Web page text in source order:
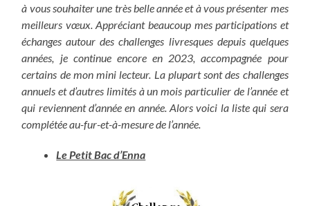
à vous souhaiter une très belle année et à vous présenter mes
meilleurs vœux. Appréciant beaucoup mes participations et
échanges autour des challenges livresques depuis quelques
années, je continue encore en 2023, accompagnée pour
certains de mon mini lecteur. La plupart sont des challenges
annuels et d’autres limités à un mois particulier de l’année et
qui reviennent d’année en année. Alors voici la liste qui sera
complétée au-fur-et-à-mesure de l’année.
Le Petit Bac d’Enna